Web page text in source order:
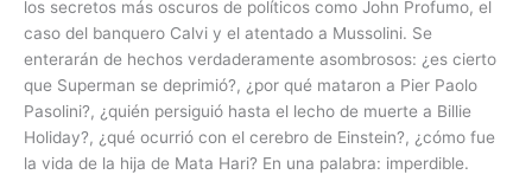
los secretos más oscuros de políticos como John Profumo, el
caso del banquero Calvi y el atentado a Mussolini. Se
enterarán de hechos verdaderamente asombrosos: ¿es cierto
que Superman se deprimió?, ¿por qué mataron a Pier Paolo
Pasolini?, ¿quién persiguió hasta el lecho de muerte a Billie
Holiday?, ¿qué ocurrió con el cerebro de Einstein?, ¿cómo fue
la vida de la hija de Mata Hari? En una palabra: imperdible.